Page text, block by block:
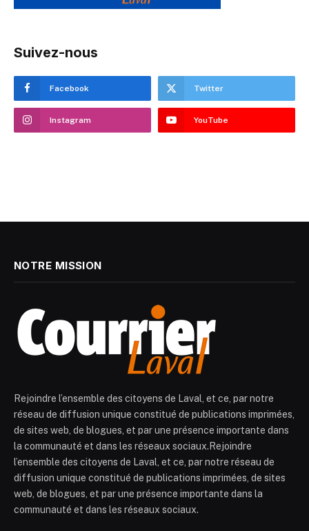
Suivez-nous
Facebook Twitter
Instagram YouTube
NOTRE MISSION
Rejoindre l’ensemble des citoyens de Laval, et ce, par notre
réseau de diffusion unique constitué de publications imprimées,
de sites web, de blogues, et par une présence importante dans
la communauté et dans les réseaux sociaux.Rejoindre
l’ensemble des citoyens de Laval, et ce, par notre réseau de
diffusion unique constitué de publications imprimées, de sites
web, de blogues, et par une présence importante dans la
communauté et dans les réseaux sociaux.